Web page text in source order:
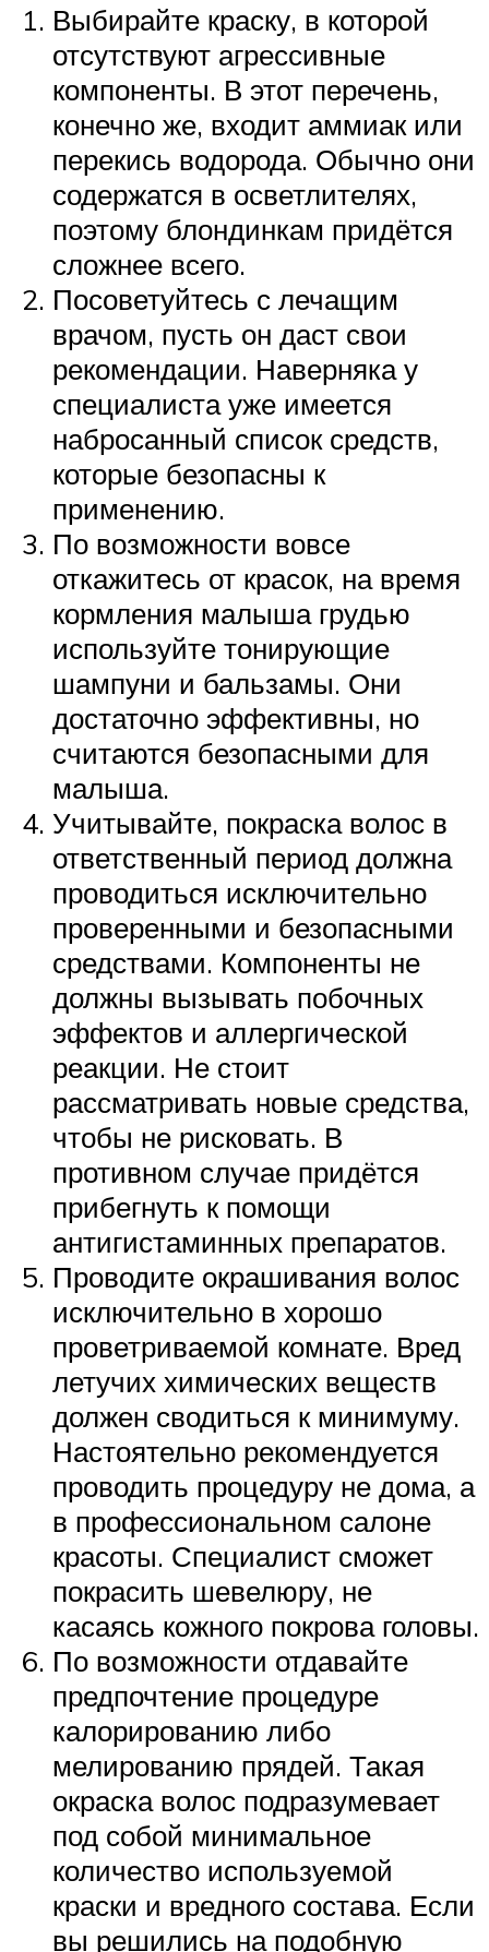
Выбирайте краску, в которой
отсутствуют агрессивные
компоненты. В этот перечень,
конечно же, входит аммиак или
перекись водорода. Обычно они
содержатся в осветлителях,
поэтому блондинкам придётся
сложнее всего.
Посоветуйтесь с лечащим
врачом, пусть он даст свои
рекомендации. Наверняка у
специалиста уже имеется
набросанный список средств,
которые безопасны к
применению.
По возможности вовсе
откажитесь от красок, на время
кормления малыша грудью
используйте тонирующие
шампуни и бальзамы. Они
достаточно эффективны, но
считаются безопасными для
малыша.
Учитывайте, покраска волос в
ответственный период должна
проводиться исключительно
проверенными и безопасными
средствами. Компоненты не
должны вызывать побочных
эффектов и аллергической
реакции. Не стоит
рассматривать новые средства,
чтобы не рисковать. В
противном случае придётся
прибегнуть к помощи
антигистаминных препаратов.
Проводите окрашивания волос
исключительно в хорошо
проветриваемой комнате. Вред
летучих химических веществ
должен сводиться к минимуму.
Настоятельно рекомендуется
проводить процедуру не дома, а
в профессиональном салоне
красоты. Специалист сможет
покрасить шевелюру, не
касаясь кожного покрова головы.
По возможности отдавайте
предпочтение процедуре
калорированию либо
мелированию прядей. Такая
окраска волос подразумевает
под собой минимальное
количество используемой
краски и вредного состава. Если
вы решились на подобную